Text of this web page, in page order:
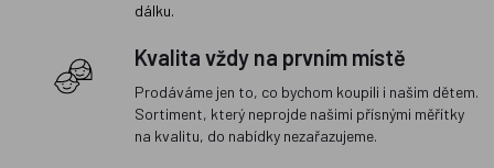
dálku.
Kvalita vždy na prvním místě
Prodáváme jen to, co bychom koupili i našim dětem.
Sortiment, který neprojde našimi přísnými měřítky
na kvalitu, do nabídky nezařazujeme.